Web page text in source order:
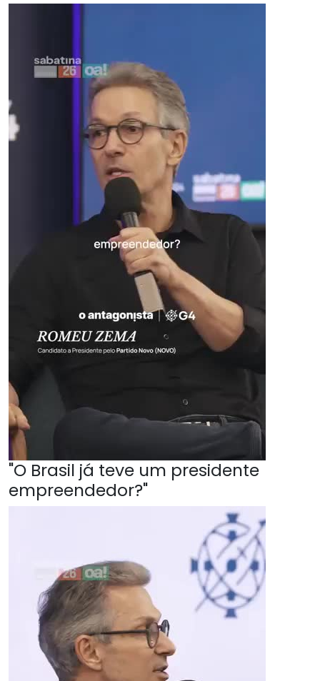
"O Brasil já teve um presidente
empreendedor?"